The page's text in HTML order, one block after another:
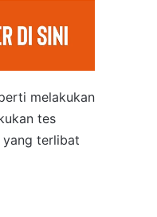
melakukan
tes
yang terlibat